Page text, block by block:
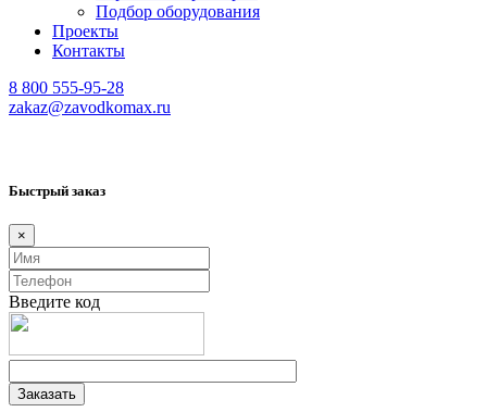
Подбор оборудования
Проекты
Контакты
8 800 555-95-28
zakaz@zavodkomax.ru
Быстрый заказ
×
Введите код